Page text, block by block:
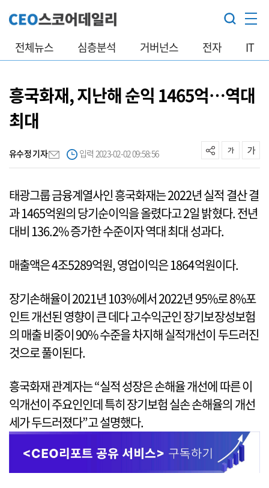
전체뉴스 심층분석 거버넌스 전자 IT
흥국화재, 지난해 순익 1465억…역대
최대
유수정 기자 입력 2023-02-02 09:58:56
태광그룹 금융계열사인 흥국화재는 2022년 실적 결산 결
과 1465억원의 당기순이익을 올렸다고 2일 밝혔다. 전년
대비 136.2% 증가한 수준이자 역대 최대 성과다.
매출액은 4조5289억원, 영업이익은 1864억원이다.
장기손해율이 2021년 103%에서 2022년 95%로 8%포
인트 개선된 영향이 큰 데다 고수익군인 장기보장성보험
의 매출 비중이 90% 수준을 차지해 실적개선이 두드러진
것으로 풀이된다.
흥국화재 관계자는 “실적 성장은 손해율 개선에 따른 이
익개선이 주요인인데 특히 장기보험 실손 손해율의 개선
세가 두드러졌다”고 설명했다.